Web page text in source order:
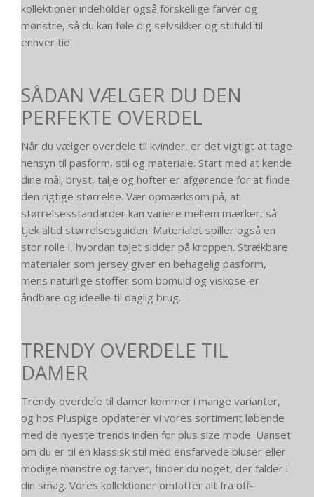
kollektioner indeholder også forskellige farver og
mønstre, så du kan føle dig selvsikker og stilfuld til
enhver tid.
SÅDAN VÆLGER DU DEN
PERFEKTE OVERDEL
Når du vælger overdele til kvinder, er det vigtigt at tage
hensyn til pasform, stil og materiale. Start med at kende
dine mål; bryst, talje og hofter er afgørende for at finde
den rigtige størrelse. Vær opmærksom på, at
størrelsesstandarder kan variere mellem mærker, så
tjek altid størrelsesguiden. Materialet spiller også en
stor rolle i, hvordan tøjet sidder på kroppen. Strækbare
materialer som jersey giver en behagelig pasform,
mens naturlige stoffer som bomuld og viskose er
åndbare og ideelle til daglig brug.
TRENDY OVERDELE TIL
DAMER
Trendy overdele til damer kommer i mange varianter,
og hos Pluspige opdaterer vi vores sortiment løbende
med de nyeste trends inden for plus size mode. Uanset
om du er til en klassisk stil med ensfarvede bluser eller
modige mønstre og farver, finder du noget, der falder i
din smag. Vores kollektioner omfatter alt fra off-